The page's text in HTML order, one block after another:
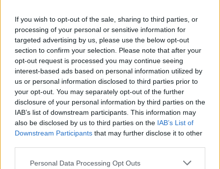
If you wish to opt-out of the sale, sharing to third parties, or
processing of your personal or sensitive information for
targeted advertising by us, please use the below opt-out
section to confirm your selection. Please note that after your
opt-out request is processed you may continue seeing
interest-based ads based on personal information utilized by
us or personal information disclosed to third parties prior to
your opt-out. You may separately opt-out of the further
disclosure of your personal information by third parties on the
IAB’s list of downstream participants. This information may
also be disclosed by us to third parties on the IAB’s List of
Downstream Participants that may further disclose it to other
Please note that this website/app uses one or more Google
Personal Data Processing Opt Outs
Napi érdekes - 175
2016. november 27.
JTom
Ma kicsit megint rendhagyó lesz a válogatás.
A téma a Szovjetunió, de az ötvenes évek
végétől A posztsztálinista időszakból eljutunk
a kommunista birodalom végóráiig, érdekes
képekkel és kivételesen kicsit viccesebben. Ja
úgyhogy most 10%-kal több képet…
Következő oldal